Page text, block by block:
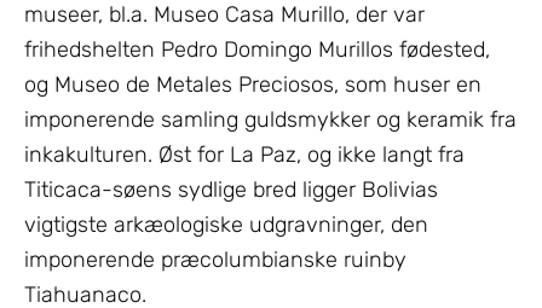
museer, bl.a. Museo Casa Murillo, der var
frihedshelten Pedro Domingo Murillos fødested,
og Museo de Metales Preciosos, som huser en
imponerende samling guldsmykker og keramik fra
inkakulturen. Øst for La Paz, og ikke langt fra
Titicaca-søens sydlige bred ligger Bolivias
vigtigste arkæologiske udgravninger, den
imponerende præcolumbianske ruinby
Tiahuanaco.